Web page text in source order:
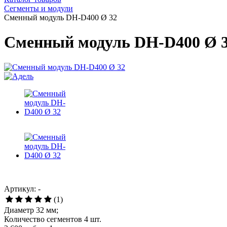
Сегменты и модули
Сменный модуль DH-D400 Ø 32
Сменный модуль DH-D400 Ø
Артикул: -
(1)
Диаметр 32 мм;
Количество сегментов 4 шт.